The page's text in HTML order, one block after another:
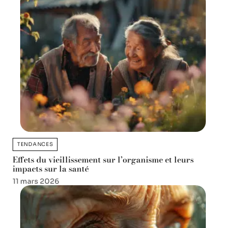
TENDANCES
Effets du vieillissement sur l’organisme et leurs
impacts sur la santé
11 mars 2026